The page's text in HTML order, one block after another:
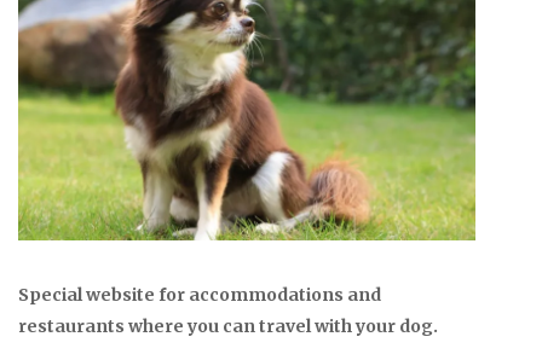
Special website for accommodations and
restaurants where you can travel with your dog.